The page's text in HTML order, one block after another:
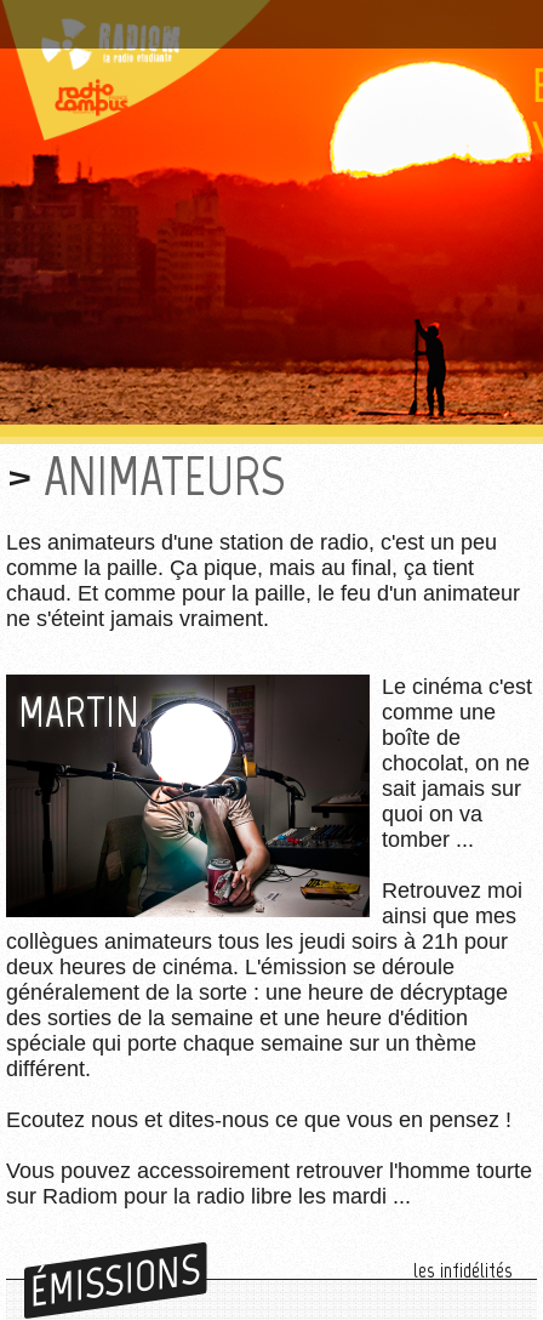
ANIMATEURS
Les animateurs d'une station de radio, c'est un peu
comme la paille. Ça pique, mais au final, ça tient
chaud. Et comme pour la paille, le feu d'un animateur
ne s'éteint jamais vraiment.
MARTIN
Le cinéma c'est
comme une
boîte de
chocolat, on ne
sait jamais sur
quoi on va
tomber ...
Retrouvez moi
ainsi que mes
collègues animateurs tous les jeudi soirs à 21h pour
deux heures de cinéma. L'émission se déroule
généralement de la sorte : une heure de décryptage
des sorties de la semaine et une heure d'édition
spéciale qui porte chaque semaine sur un thème
différent.
Ecoutez nous et dites-nous ce que vous en pensez !
Vous pouvez accessoirement retrouver l'homme tourte
sur Radiom pour la radio libre les mardi ...
ÉMISSIONS les infidélités